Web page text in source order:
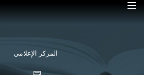
المركز الإعلامي